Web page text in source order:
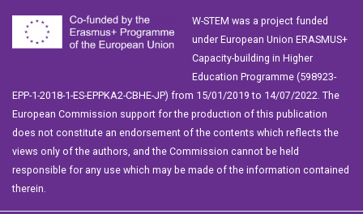
W-STEM was a project funded
under European Union ERASMUS+
Capacity-building in Higher
Education Programme (598923-
EPP-1-2018-1-ES-EPPKA2-CBHE-JP) from 15/01/2019 to 14/07/2022. The
European Commission support for the production of this publication
does not constitute an endorsement of the contents which reflects the
views only of the authors, and the Commission cannot be held
responsible for any use which may be made of the information contained
therein.